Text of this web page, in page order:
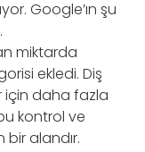
Google’ın şu
miktarda
ekledi. Diş
için daha fazla
kontrol ve
alandır.